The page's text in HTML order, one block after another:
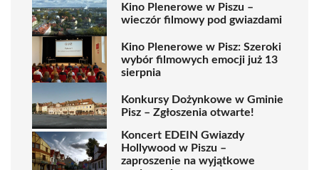
Kino Plenerowe w Piszu –
wieczór filmowy pod gwiazdami
Kino Plenerowe w Pisz: Szeroki
wybór filmowych emocji już 13
sierpnia
Konkursy Dożynkowe w Gminie
Pisz – Zgłoszenia otwarte!
Koncert EDEIN Gwiazdy
Hollywood w Piszu –
zaproszenie na wyjątkowe